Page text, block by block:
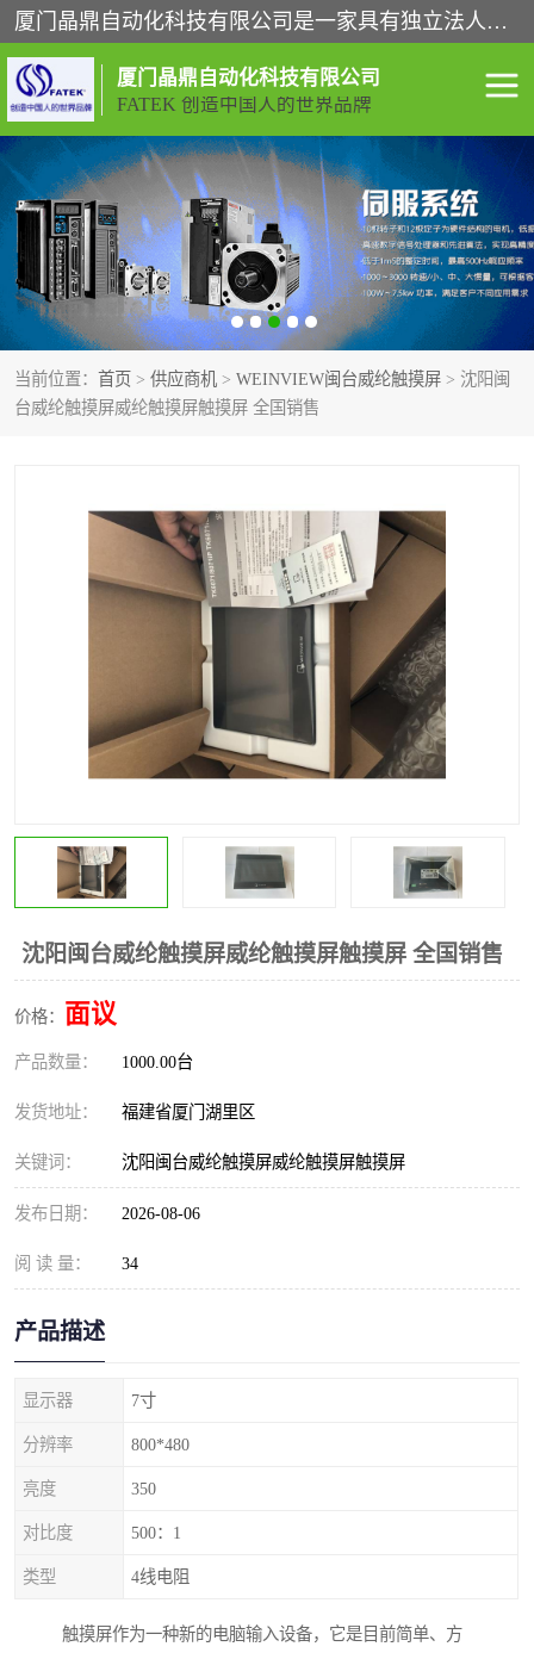
厦门晶鼎自动化科技有限公司是一家具有独立法人资格的高新技术企业；代理销售的产品有台湾威纶触摸屏，魏德米勒全系列，永宏触摸屏,威纶触摸屏,台湾威纶weinview触摸屏,台湾永宏PLC，FATEK,永宏伺服,图儿克总线，施耐德，欧姆龙，西门子，富士变频，K&N蓝系列， BUSSMANN，松下变频器，丹佛斯变频器等。
厦门晶鼎自动化科技有限公司
FATEK 创造中国人的世界品牌
当前位置： 首页 > 供应商机 > WEINVIEW闽台威纶触摸屏 > 沈阳闽
台威纶触摸屏威纶触摸屏触摸屏 全国销售
沈阳闽台威纶触摸屏威纶触摸屏触摸屏 全国销售
价格： 面议
产品数量： 1000.00台
发货地址： 福建省厦门湖里区
关键词： 沈阳闽台威纶触摸屏威纶触摸屏触摸屏
发布日期： 2026-08-06
阅 读 量： 34
产品描述
显示器 7寸
分辨率 800*480
亮度 350
对比度 500：1
类型 4线电阻
触摸屏作为一种新的电脑输入设备，它是目前简单、方
闽台永宏PLC WEINVIEW闽台威纶触摸
屏
正弦变频器正弦伺服 魏德米勒接线端子
ABB电流开关 魏德米勒电源
丹佛斯变频器 MOXA通讯模块
其他
安士能开关
普洛菲斯触摸屏
魏德米勒继电器 施迈赛限位开关